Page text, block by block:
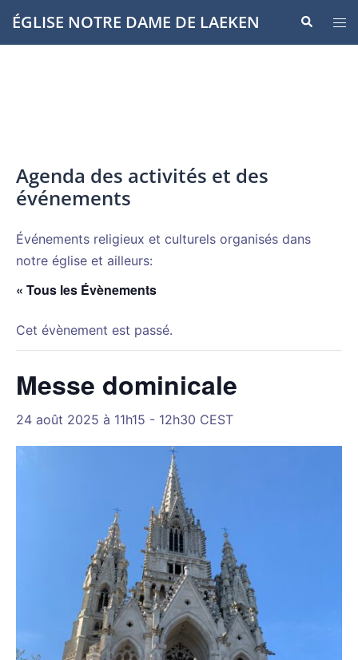
Aller
auÉGLISE NOTRE DAME DE LAEKEN
le
Agenda des activités et des
événements
Événements religieux et culturels organisés dans
notre église et ailleurs:
« Tous les Évènements
Cet évènement est passé.
Messe dominicale
24 août 2025 à 11h15 - 12h30 CEST